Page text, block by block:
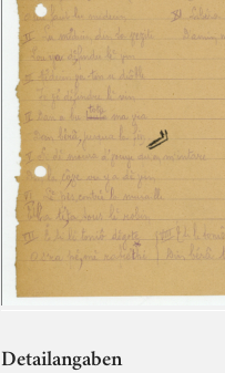
Detailangaben